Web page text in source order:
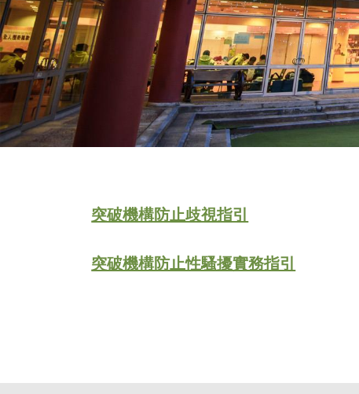
突破機構防止歧視指引
突破機構防止性騷擾實務指引